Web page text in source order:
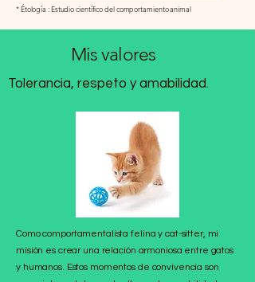
* Étología : Estudio científico del comportamiento animal
Mis valores
Tolerancia, respeto y amabilidad.
Como comportamentalista felina y cat-sitter, mi
misión es crear una relación armoniosa entre gatos
y humanos. Estos momentos de convivencia son